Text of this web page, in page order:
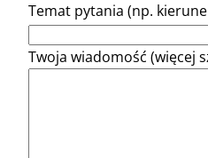
Temat pytania (np.
Twoja wiadomość (więcej